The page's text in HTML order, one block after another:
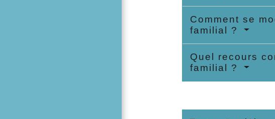
Comment se
familial ?
Quel recours
familial ?